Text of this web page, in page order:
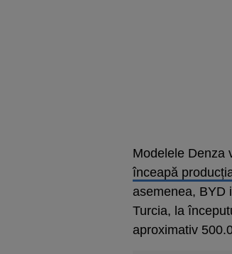
Modelele Denza
înceapă
asemenea, BYD
Turcia, la
aproximativ